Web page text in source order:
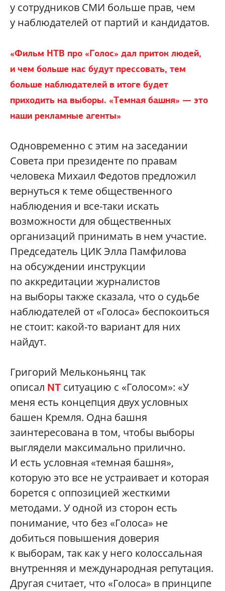
у сотрудников СМИ больше прав, чем
у наблюдателей от партий и кандидатов.
«Фильм НТВ про «Голос» дал приток людей,
и чем больше нас будут прессовать, тем
больше наблюдателей в итоге будет
приходить на выборы. «Темная башня» — это
наши рекламные агенты»
Одновременно с этим на заседании
Совета при президенте по правам
человека Михаил Федотов предложил
вернуться к теме общественного
наблюдения и все-таки искать
возможности для общественных
организаций принимать в нем участие.
Председатель ЦИК Элла Памфилова
на обсуждении инструкции
по аккредитации журналистов
на выборы также сказала, что о судьбе
наблюдателей от «Голоса» беспокоиться
не стоит: какой-то вариант для них
найдут.
Григорий Мельконьянц так
описал NT ситуацию с «Голосом»: «У
меня есть концепция двух условных
башен Кремля. Одна башня
заинтересована в том, чтобы выборы
выглядели максимально прилично.
И есть условная «темная башня»,
которую это все не устраивает и которая
борется с оппозицией жесткими
методами. У одной из сторон есть
понимание, что без «Голоса» не
добиться повышения доверия
к выборам, так как у него колоссальная
внутренняя и международная репутация.
Другая считает, что «Голоса» в принципе